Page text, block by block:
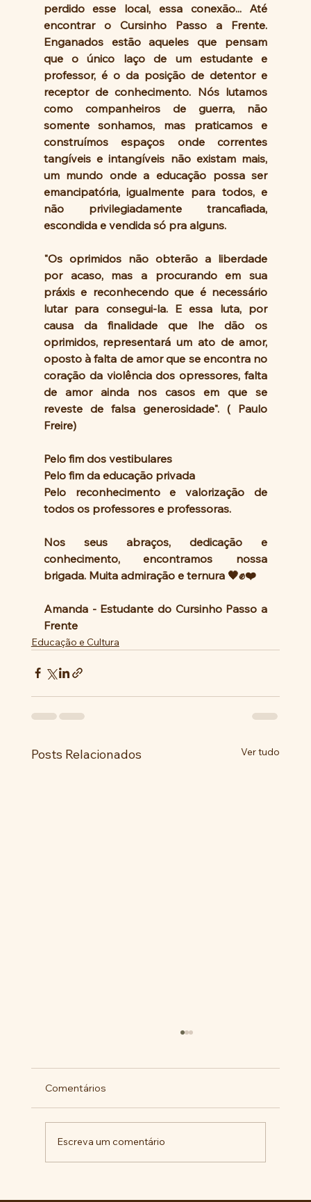
perdido esse local, essa conexão... Até
encontrar o Cursinho Passo a Frente.
Enganados estão aqueles que pensam
que o único laço de um estudante e
professor, é o da posição de detentor e
receptor de conhecimento. Nós lutamos
como companheiros de guerra, não
somente sonhamos, mas praticamos e
construímos espaços onde correntes
tangíveis e intangíveis não existam mais,
um mundo onde a educação possa ser
emancipatória, igualmente para todos, e
não privilegiadamente trancafiada,
escondida e vendida só pra alguns.
"Os oprimidos não obterão a liberdade
por acaso, mas a procurando em sua
práxis e reconhecendo que é necessário
lutar para consegui-la. E essa luta, por
causa da finalidade que lhe dão os
oprimidos, representará um ato de amor,
oposto à falta de amor que se encontra no
coração da violência dos opressores, falta
de amor ainda nos casos em que se
reveste de falsa generosidade". ( Paulo
Freire)
Pelo fim dos vestibulares
Pelo fim da educação privada
Pelo reconhecimento e valorização de
todos os professores e professoras.
Nos seus abraços, dedicação e
conhecimento, encontramos nossa
brigada. Muita admiração e ternura 🖤✊❤️
Amanda - Estudante do Cursinho Passo a
Frente
Educação e Cultura
Posts Relacionados Ver tudo
Comentários
Escreva um comentário